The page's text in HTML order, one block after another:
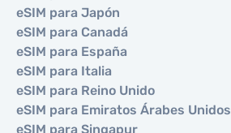
eSIM para Japón
eSIM para Canadá
eSIM para España
eSIM para Italia
eSIM para Reino Unido
eSIM para Emiratos Árabes Unidos
eSIM para Singapur